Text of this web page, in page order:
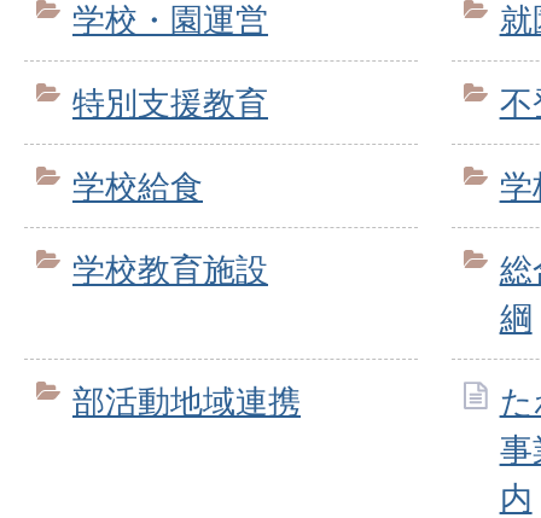
学校・園運営 就
特別支援教育 不
学校給食 学
学校教育施設
総
綱
部活動地域連携
事
内